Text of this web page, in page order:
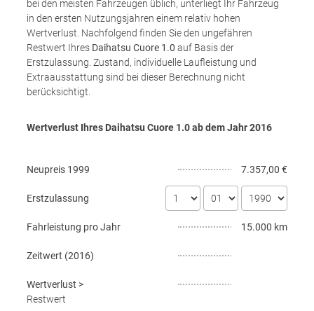
bei den meisten Fahrzeugen üblich, unterliegt Ihr Fahrzeug
in den ersten Nutzungsjahren einem relativ hohen
Wertverlust. Nachfolgend finden Sie den ungefähren
Restwert Ihres Daihatsu Cuore 1.0 auf Basis der
Erstzulassung. Zustand, individuelle Laufleistung und
Extraausstattung sind bei dieser Berechnung nicht
berücksichtigt.
Wertverlust Ihres Daihatsu Cuore 1.0 ab dem Jahr2016
Neupreis 1999 7.357,00 €
Erstzulassung
Fahrleistung pro Jahr 15.000 km
Zeitwert (2016)
Wertverlust >
Restwert